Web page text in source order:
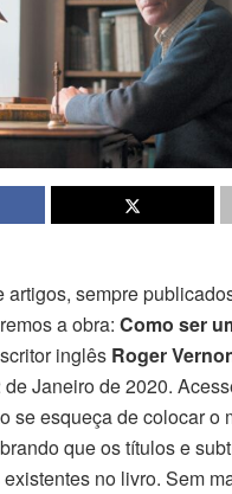
artigos, sempre
a obra: Como ser
inglês Roger
Janeiro de 2020.
se esqueça de colocar o
que os títulos e
no livro. Sem